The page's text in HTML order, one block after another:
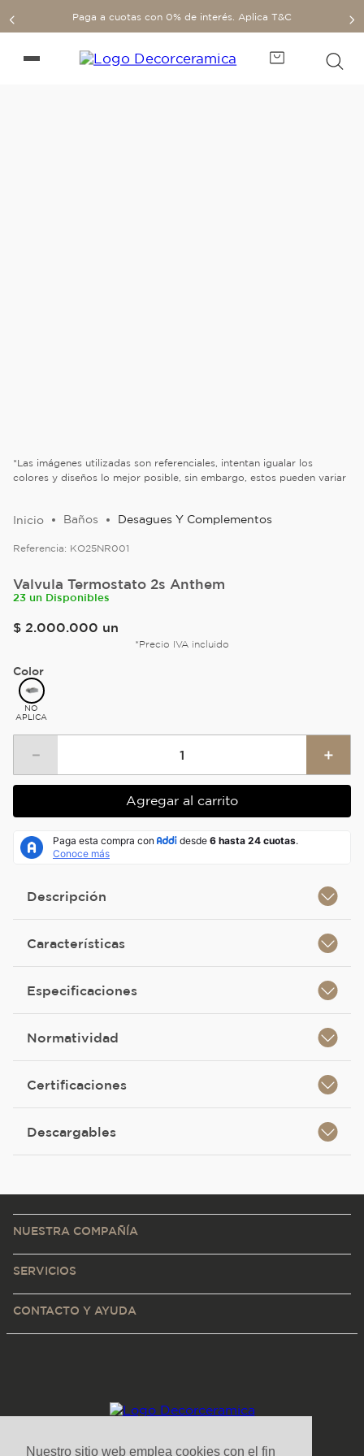
Nuestro sitio web emplea cookies con el fin
Paga a cuotas con 0% de interés. Aplica T&C
*Las imágenes utilizadas son referenciales, intentan igualar los
colores y diseños lo mejor posible, sin embargo, estos pueden variar
Baños Desagues Y Complementos
Referencia: KO25NR001
Valvula Termostato 2s Anthem
23 un Disponibles
$ 2.000.000 un
*Precio IVA incluido
Color
NO
APLICA
＋
－
Agregar al carrito
Descripción
Características
Especificaciones
Normatividad
Certificaciones
Descargables
NUESTRA COMPAÑÍA
SERVICIOS
CONTACTO Y AYUDA